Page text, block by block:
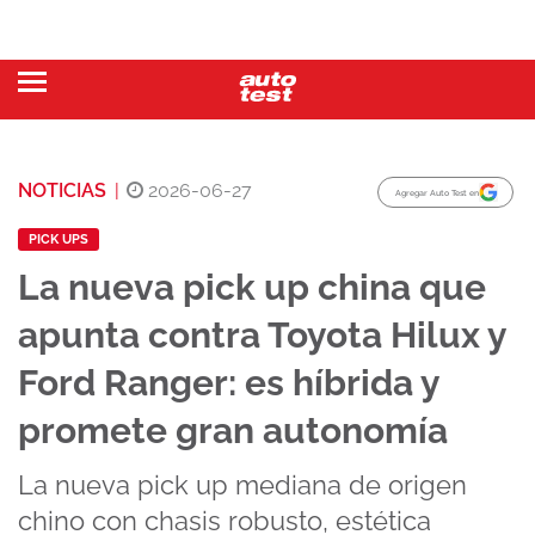
NOTICIAS | 2026-06-27 Agregar Auto Test en
PICK UPS
La nueva pick up china que
apunta contra Toyota Hilux y
Ford Ranger: es híbrida y
promete gran autonomía
La nueva pick up mediana de origen
chino con chasis robusto, estética